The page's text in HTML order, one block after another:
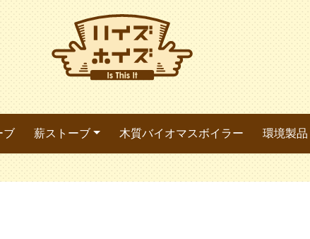
ブ 薪ストーブ 木質バイオマスボイラー 環境製品